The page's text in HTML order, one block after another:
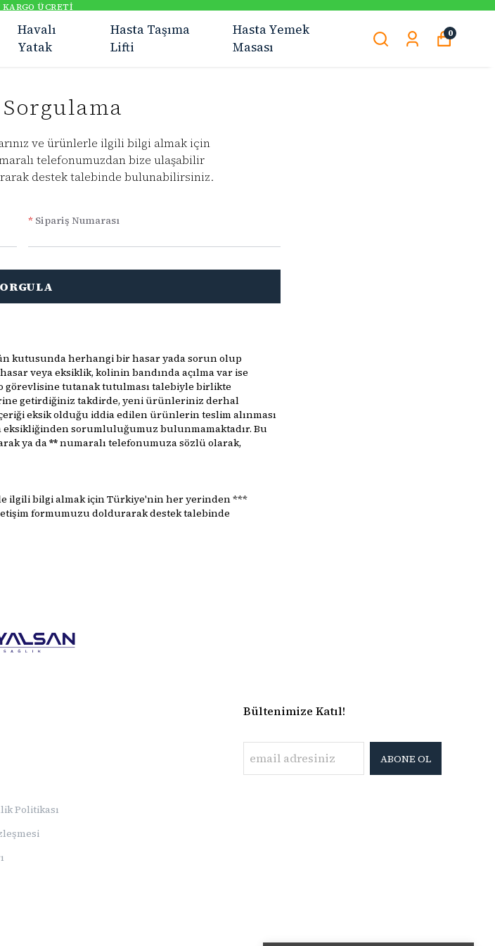
Havalı
Yatak
Hasta Taşıma
Lifti
Hasta Yemek
Masası
0
ve ürünlerle ilgili bilgi almak için
telefonumuzdan bize ulaşabilir
destek talebinde bulunabilirsiniz.
* Sipariş Numarası
kutusunda herhangi bir hasar yada sorun olup
veya eksiklik, kolinin bandında açılma var ise
tutanak tutulması talebiyle birlikte
getirdiğiniz takdirde, yeni ürünleriniz derhal
eksik olduğu iddia edilen ürünlerin teslim alınması
sorumluluğumuz bulunmamaktadır. Bu
ya da** numaralı telefonumuza sözlü olarak,
ilgili bilgi almak için Türkiye'nin her yerinden ***
formumuzu doldurarak destek talebinde
Politikası
Bültenimize Katıl!
ABONE OL